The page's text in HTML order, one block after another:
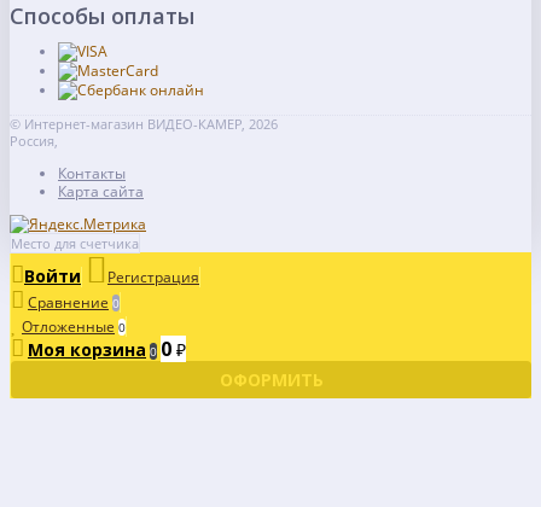
Способы оплаты
© Интернет-магазин ВИДЕО-КАМЕР, 2026
Россия,
Контакты
Карта сайта
Место для счетчика
Войти
Регистрация
Сравнение 0
Отложенные 0
Моя корзина 0 0 ₽
ОФОРМИТЬ